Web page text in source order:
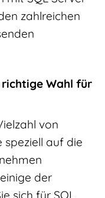
zahlreichen
richtige Wahl für
von
speziell auf die
der